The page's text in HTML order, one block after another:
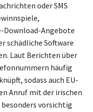
oder SMS
Download-Angebote
schädliche Software
Laut Berichten über
häufig
sodass auch EU-
Anruf mit der irischen
vorsichtig